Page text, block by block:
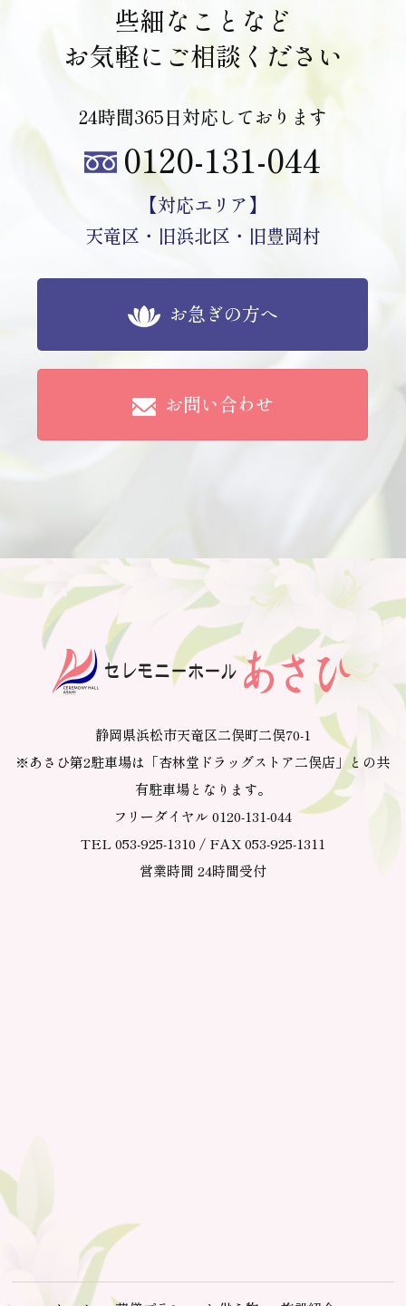
些細なことなど
お気軽にご相談ください
24時間365日対応しております
0120-131-044
【対応エリア】
天竜区・旧浜北区・旧豊岡村
お急ぎの方へ
お問い合わせ
静岡県浜松市天竜区二俣町二俣70-1
※あさひ第2駐車場は「杏林堂ドラッグストア二俣店」との共
有駐車場となります。
フリーダイヤル 0120-131-044
TEL 053-925-1310 / FAX 053-925-1311
営業時間 24時間受付